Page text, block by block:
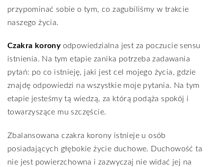
przypominać sobie o tym, co zagubiliśmy w trakcie
naszego życia.
Czakra koronyodpowiedzialna jest za poczucie sensu
istnienia. Na tym etapie zanika potrzeba zadawania
pytań: po co istnieję, jaki jest cel mojego życia, gdzie
znajdę odpowiedzi na wszystkie moje pytania. Na tym
etapie jesteśmy tą wiedzą, za którą podąża spokój i
towarzyszące mu szczęście.
Zbalansowana czakra korony istnieje u osób
posiadających głębokie życie duchowe. Duchowość ta
nie jest powierzchowna i zazwyczaj nie widać jej na